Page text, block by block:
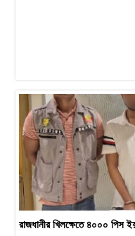
রাজধানীর খিলক্ষেতে ৪০০০ পিস